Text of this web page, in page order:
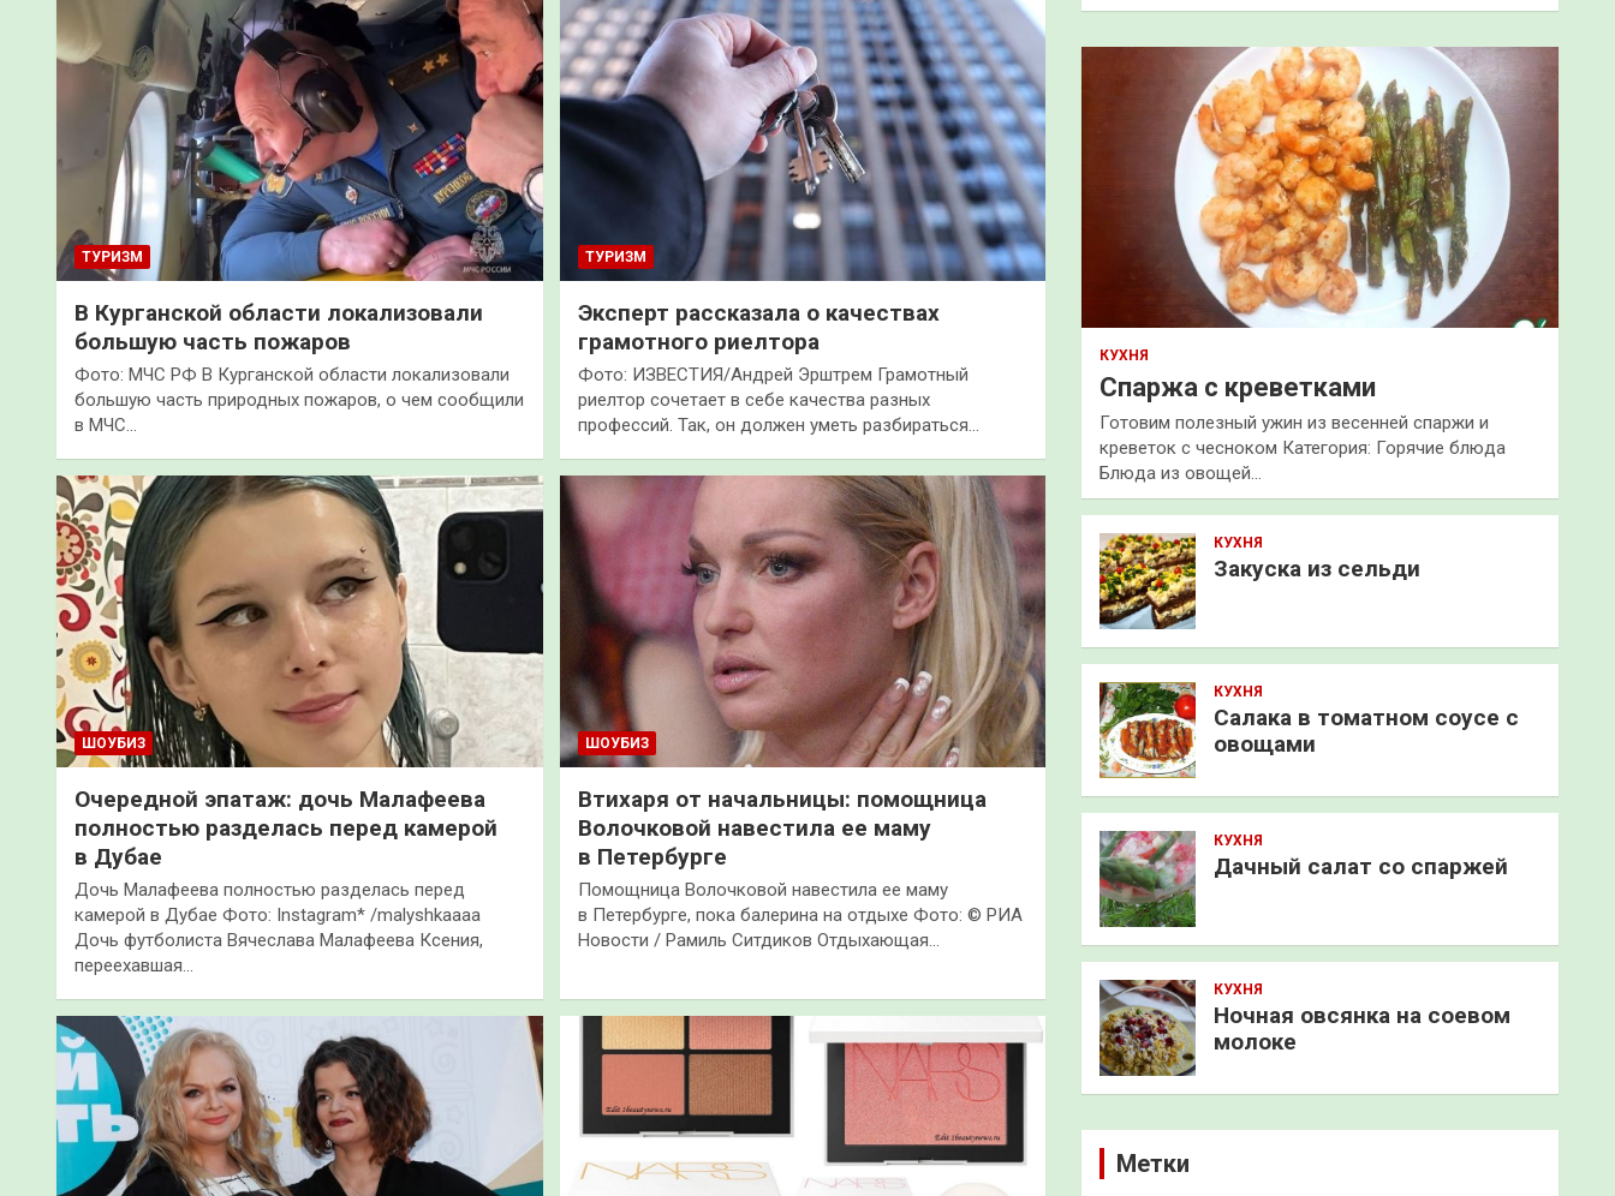
ТУРИЗМ
В Курганской области локализовали
большую часть пожаров
Фото: МЧС РФ В Курганской области локализовали
большую часть природных пожаров, о чем сообщили
в МЧС…
ТУРИЗМ
Эксперт рассказала о качествах
грамотного риелтора
Фото: ИЗВЕСТИЯ/Андрей Эрштрем Грамотный
риелтор сочетает в себе качества разных
профессий. Так, он должен уметь разбираться…
ШОУБИЗ
Очередной эпатаж: дочь Малафеева
полностью разделась перед камерой
в Дубае
Дочь Малафеева полностью разделась перед
камерой в Дубае Фото: Instagram* /malyshkaaaa
Дочь футболиста Вячеслава Малафеева Ксения,
переехавшая…
ШОУБИЗ
Втихаря от начальницы: помощница
Волочковой навестила ее маму
в Петербурге
Помощница Волочковой навестила ее маму
в Петербурге, пока балерина на отдыхе Фото: © РИА
Новости / Рамиль Ситдиков Отдыхающая…
КУХНЯ
Спаржа с креветками
Готовим полезный ужин из весенней спаржи и
креветок с чесноком Категория: Горячие блюда
Блюда из овощей…
КУХНЯ
Закуска из сельди
КУХНЯ
Салака в томатном соусе с
овощами
КУХНЯ
Дачный салат со спаржей
КУХНЯ
Ночная овсянка на соевом
молоке
Метки